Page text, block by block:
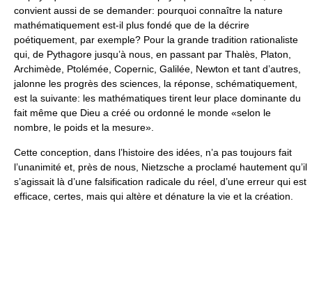
convient aussi de se demander: pourquoi connaître la nature
mathématiquement est-il plus fondé que de la décrire
poétiquement, par exemple? Pour la grande tradition rationaliste
qui, de Pythagore jusqu’à nous, en passant par Thalès, Platon,
Archimède, Ptolémée, Copernic, Galilée, Newton et tant d’autres,
jalonne les progrès des sciences, la réponse, schématiquement,
est la suivante: les mathématiques tirent leur place dominante du
fait même que Dieu a créé ou ordonné le monde «selon le
nombre, le poids et la mesure».
Cette conception, dans l’histoire des idées, n’a pas toujours fait
l’unanimité et, près de nous, Nietzsche a proclamé hautement qu’il
s’agissait là d’une falsification radicale du réel, d’une erreur qui est
efficace, certes, mais qui altère et dénature la vie et la création.